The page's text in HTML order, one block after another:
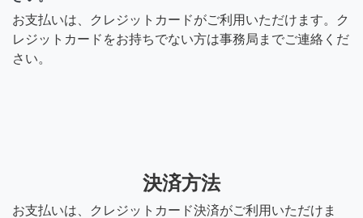
お支払いは、クレジットカードがご利用いただけます。ク
レジットカードをお持ちでない方は事務局までご連絡くだ
さい。
決済方法
お支払いは、クレジットカード決済がご利用いただけま